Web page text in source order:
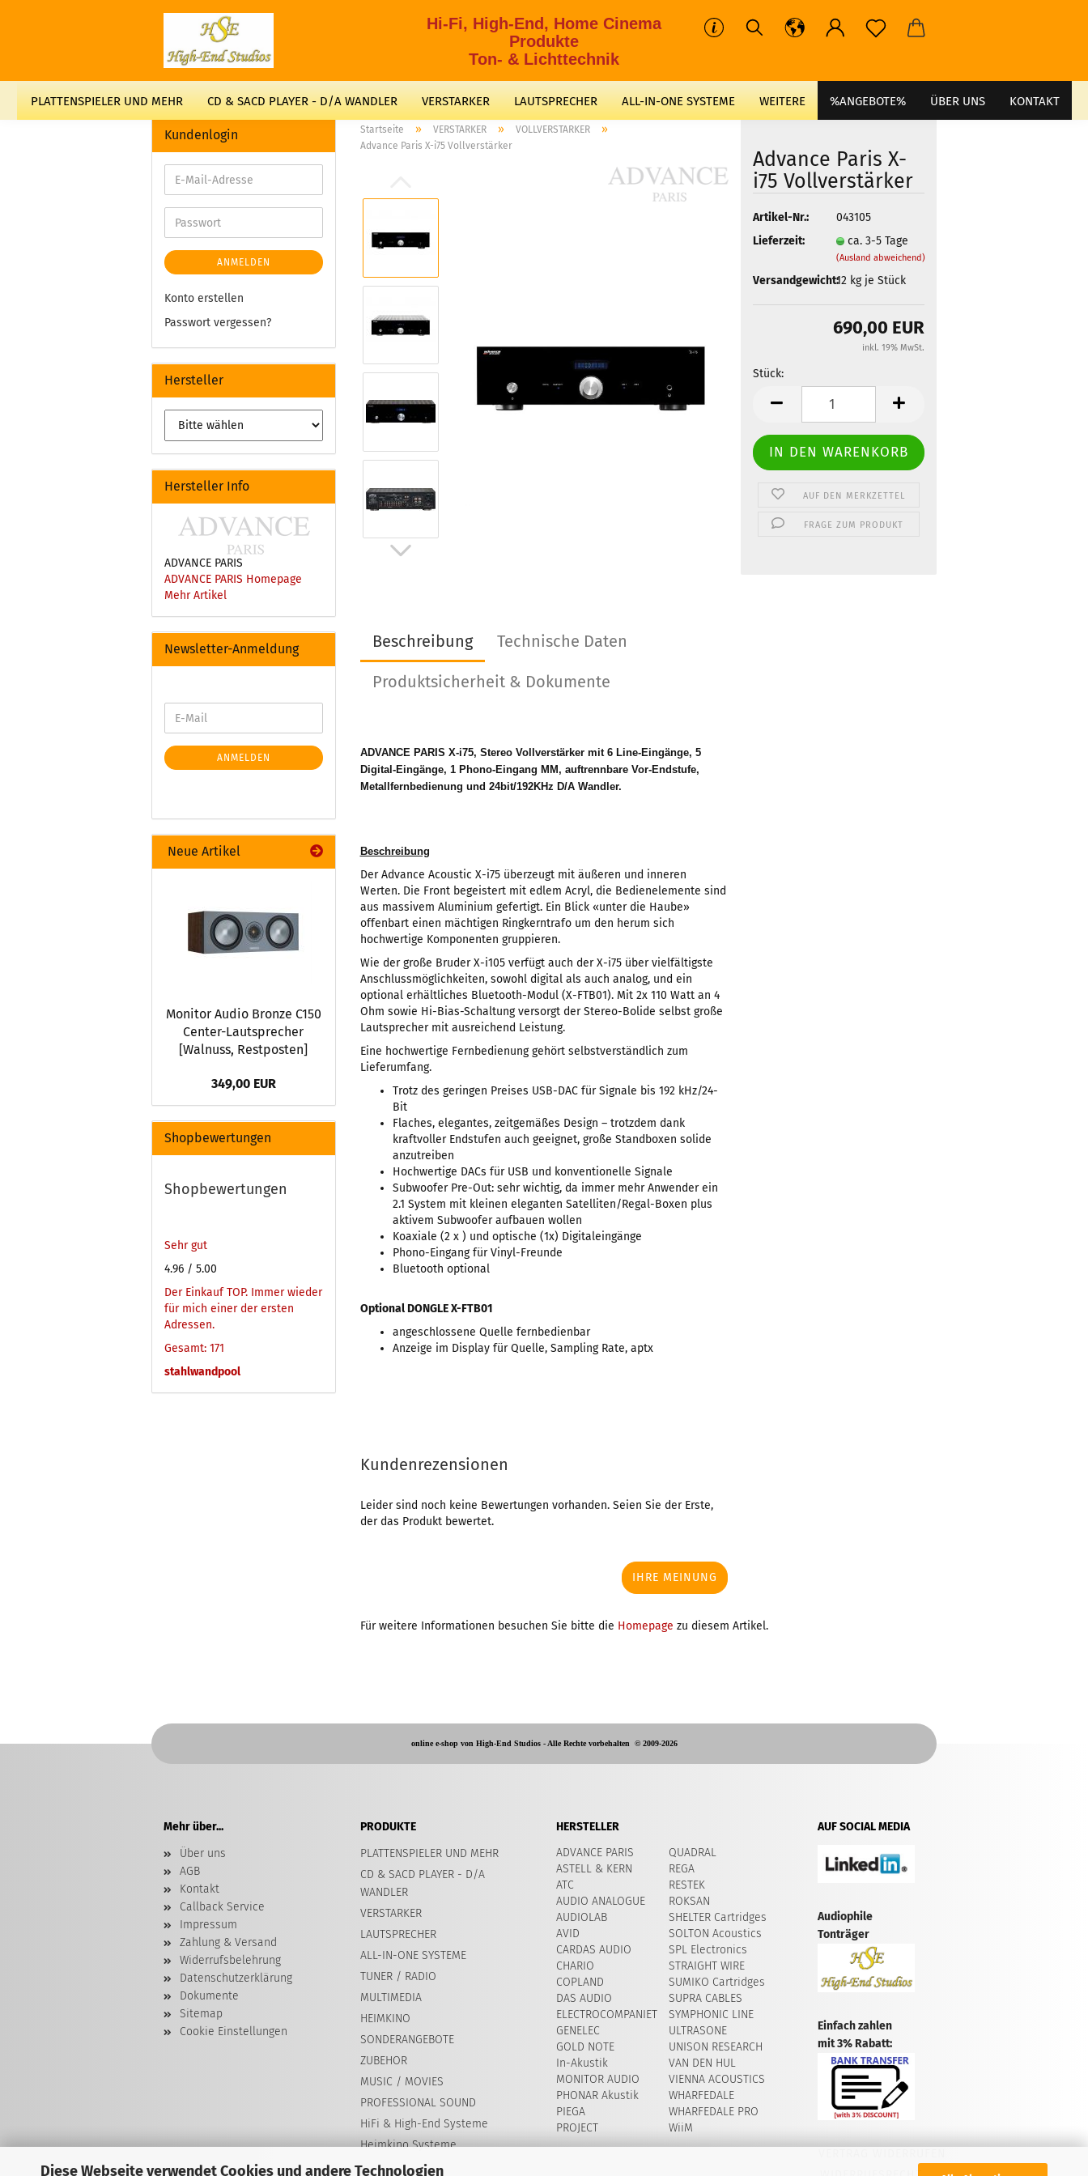
Diese Webseite verwendet Cookies und andere Technologien
Hi-Fi, High-End, Home Cinema
Produkte
Ton- & Lichttechnik
PLATTENSPIELER UND MEHR CD & SACD PLAYER - D/A WANDLER VERSTARKER LAUTSPRECHER ALL-IN-ONE SYSTEME %ANGEBOTE% ÜBER UNS KONTAKT
WEITERE
Startseite » VERSTARKER » VOLLVERSTARKER »
Advance Paris X-i75 Vollverstärker
Advance Paris X-
i75 Vollverstärker
Artikel-Nr.:
043105
Lieferzeit:
ca. 3-5 Tage
(Ausland abweichend)
Versandgewicht:12 kg je Stück
690,00 EUR
inkl. 19% MwSt.
Stück:
Stück
AUF DEN MERKZETTEL
FRAGE ZUM PRODUKT
Beschreibung Technische Daten
Produktsicherheit & Dokumente
ADVANCE PARIS X-i75, Stereo Vollverstärker mit 6 Line-Eingänge, 5
Digital-Eingänge, 1 Phono-Eingang MM, auftrennbare Vor-Endstufe,
Metallfernbedienung und 24bit/192KHz D/A Wandler.
Beschreibung
Der Advance Acoustic X-i75 überzeugt mit äußeren und inneren
Werten. Die Front begeistert mit edlem Acryl, die Bedienelemente sind
aus massivem Aluminium gefertigt. Ein Blick «unter die Haube»
offenbart einen mächtigen Ringkerntrafo um den herum sich
hochwertige Komponenten gruppieren.
Wie der große Bruder X-i105 verfügt auch der X-i75 über vielfältigste
Anschlussmöglichkeiten, sowohl digital als auch analog, und ein
optional erhältliches Bluetooth-Modul (X-FTB01). Mit 2x 110 Watt an 4
Ohm sowie Hi-Bias-Schaltung versorgt der Stereo-Bolide selbst große
Lautsprecher mit ausreichend Leistung.
Eine hochwertige Fernbedienung gehört selbstverständlich zum
Lieferumfang.
Trotz des geringen Preises USB-DAC für Signale bis 192 kHz/24-
Bit
Flaches, elegantes, zeitgemäßes Design – trotzdem dank
kraftvoller Endstufen auch geeignet, große Standboxen solide
anzutreiben
Hochwertige DACs für USB und konventionelle Signale
Subwoofer Pre-Out: sehr wichtig, da immer mehr Anwender ein
2.1 System mit kleinen eleganten Satelliten/Regal-Boxen plus
aktivem Subwoofer aufbauen wollen
Koaxiale (2 x ) und optische (1x) Digitaleingänge
Phono-Eingang für Vinyl-Freunde
Bluetooth optional
Optional DONGLE X-FTB01
angeschlossene Quelle fernbedienbar
Anzeige im Display für Quelle, Sampling Rate, aptx
Kundenrezensionen
Leider sind noch keine Bewertungen vorhanden. Seien Sie der Erste,
der das Produkt bewertet.
IHRE MEINUNG
Für weitere Informationen besuchen Sie bitte die Homepage zu diesem Artikel.
Kundenlogin
ANMELDEN
Konto erstellen
Passwort vergessen?
Hersteller
Hersteller Info
ADVANCE PARIS
ADVANCE PARIS Homepage
Mehr Artikel
Newsletter-Anmeldung
ANMELDEN
Neue Artikel
Monitor Audio Bronze C150
Center-Lautsprecher
[Walnuss, Restposten]
349,00 EUR
Shopbewertungen
Shopbewertungen
Sehr gut
4.96 / 5.00
Der Einkauf TOP. Immer wieder
für mich einer der ersten
Adressen.
Gesamt: 171
stahlwandpool
online e-shop von High-End Studios - Alle Rechte vorbehalten © 2009-2026
Mehr über...
Über uns
AGB
Kontakt
Callback Service
Impressum
Zahlung & Versand
Widerrufsbelehrung
Datenschutzerklärung
Dokumente
Sitemap
Cookie Einstellungen
PRODUKTE
PLATTENSPIELER UND MEHR
CD & SACD PLAYER - D/A
WANDLER
VERSTARKER
LAUTSPRECHER
ALL-IN-ONE SYSTEME
TUNER / RADIO
MULTIMEDIA
HEIMKINO
SONDERANGEBOTE
ZUBEHOR
MUSIC / MOVIES
PROFESSIONAL SOUND
HiFi & High-End Systeme
Heimkino Systeme
HERSTELLER
ADVANCE PARIS
ASTELL & KERN
ATC
AUDIO ANALOGUE
AUDIOLAB
AVID
CARDAS AUDIO
CHARIO
COPLAND
DAS AUDIO
ELECTROCOMPANIET
GENELEC
GOLD NOTE
In-Akustik
MONITOR AUDIO
PHONAR Akustik
PIEGA
PROJECT
QUADRAL
REGA
RESTEK
ROKSAN
SHELTER Cartridges
SOLTON Acoustics
SPL Electronics
STRAIGHT WIRE
SUMIKO Cartridges
SUPRA CABLES
SYMPHONIC LINE
ULTRASONE
UNISON RESEARCH
VAN DEN HUL
VIENNA ACOUSTICS
WHARFEDALE
WHARFEDALE PRO
WiiM
AUF SOCIAL MEDIA
Audiophile
Tonträger
Einfach zahlen
mit 3% Rabatt: